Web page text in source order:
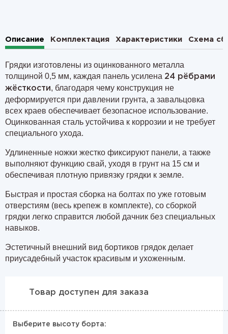
Описание Комплектация Характеристики Схема
Грядки изготовлены из оцинкованного металла
толщиной 0,5 мм, каждая панель усилена 24 рёбрами
жёсткости, благодаря чему конструкция не
деформируется при давлении грунта, а завальцовка
всех краев обеспечивает безопасное использование.
Оцинкованная сталь устойчива к коррозии и не требует
специального ухода.
Удлиненные ножки жестко фиксируют панели, а также
выполняют функцию свай, уходя в грунт на 15 см и
обеспечивая плотную привязку грядки к земле.
Быстрая и простая сборка на болтах по уже готовым
отверстиям (весь крепеж в комплекте), со сборкой
грядки легко справится любой дачник без специальных
навыков.
Эстетичный внешний вид бортиков грядок делает
приусадебный участок красивым и ухоженным.
Товар доступен для заказа
Выберите высоту борта: